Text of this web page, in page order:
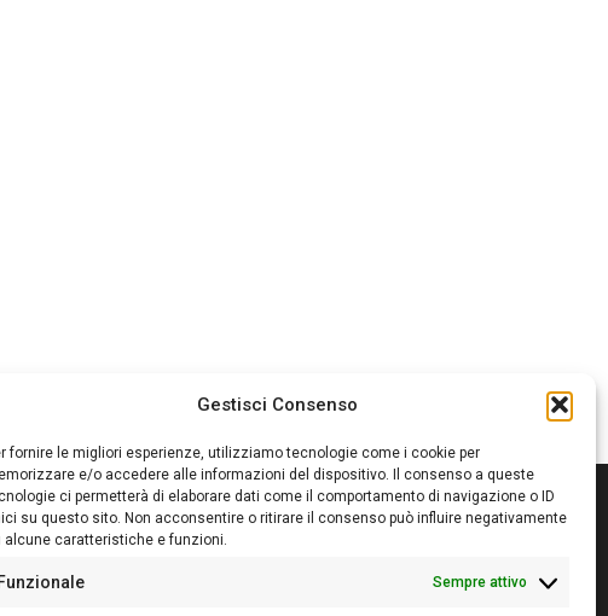
Gestisci Consenso
fornire le migliori esperienze, utilizziamo tecnologie come i cookie per
e/o accedere alle informazioni del dispositivo. Il consenso a queste
ci permetterà di elaborare dati come il comportamento di navigazione o ID
su questo sito. Non acconsentire o ritirare il consenso può influire negativamente
alcune caratteristiche e funzioni.
Funzionale Sempre attivo
Editore:Giampaolo Cirronis Ditta individuale
Sede: